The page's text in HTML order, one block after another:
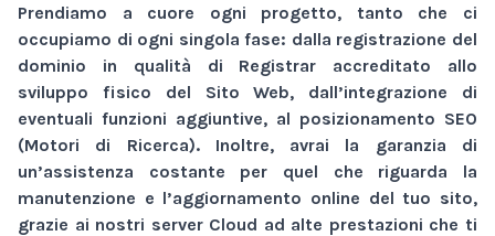
Prendiamo a cuore ogni progetto, tanto che ci
occupiamo di ogni singola fase: dalla registrazione del
dominio in qualità di Registrar accreditato allo
sviluppo fisico del Sito Web, dall’integrazione di
eventuali funzioni aggiuntive, al posizionamento SEO
(Motori di Ricerca). Inoltre, avrai la garanzia di
un’assistenza costante per quel che riguarda la
manutenzione e l’aggiornamento online del tuo sito,
grazie ai nostri server Cloud ad alte prestazioni che ti